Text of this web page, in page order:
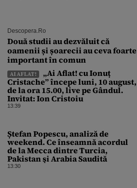
Descopera.ro
Două studii au dezvăluit că
oamenii și șoarecii au ceva foarte
important în comun
AI AFLAT!
„Ai Aflat! cu Ionuț
Cristache” începe luni, 10 august,
de la ora 15.00, live pe Gândul.
Invitat: Ion Cristoiu
13:39
Ștefan Popescu, analiză de
weekend. Ce înseamnă acordul
de la Mecca dintre Turcia,
Pakistan şi Arabia Saudită
13:30